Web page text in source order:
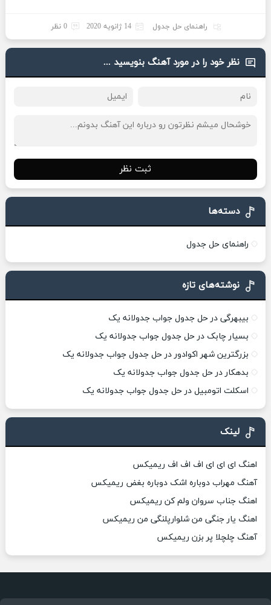
راهنمای حل جدول 14 ژانویه 2020 0 نظر
نظر خود را در مورد آهنگ بنویسید ...
ثبت نظر
دسته‌ها
راهنمای حل جدول
نوشته‌های تازه
بیبهرگی در حل جدول جواب جدولانه یک
بسیار چابک در حل جدول جواب جدولانه یک
بزرگترین شهر اکوادور در حل جدول جواب جدولانه یک
بدهکار در حل جدول جواب جدولانه یک
اسکلت اتومبیل در حل جدول جواب جدولانه یک
لینک
اهنگ ای ای ای اف اف اف ریمیکس
آهنگ مهراب دوباره اشک دوباره بغض ریمیکس
اهنگ جناب سروان ولم کن ریمیکس
اهنگ یار جنگی من شلوارپلنگی من ریمیکس
آهنگ چلچلا پر بزن ریمیکس